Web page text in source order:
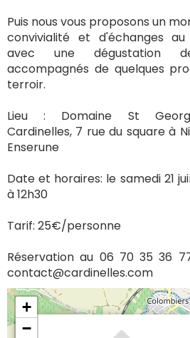
Puis nous vous proposons un
convivialité et d'échanges au
avec une dégustation
accompagnés de quelques
terroir.
Lieu : Domaine St
Cardinelles, 7 rue du square à
Enserune
Date et horaires: le samedi 21
à 12h30
Tarif: 25€/personne
Réservation au 06 70 35 36
contact@cardinelles.com
+
−